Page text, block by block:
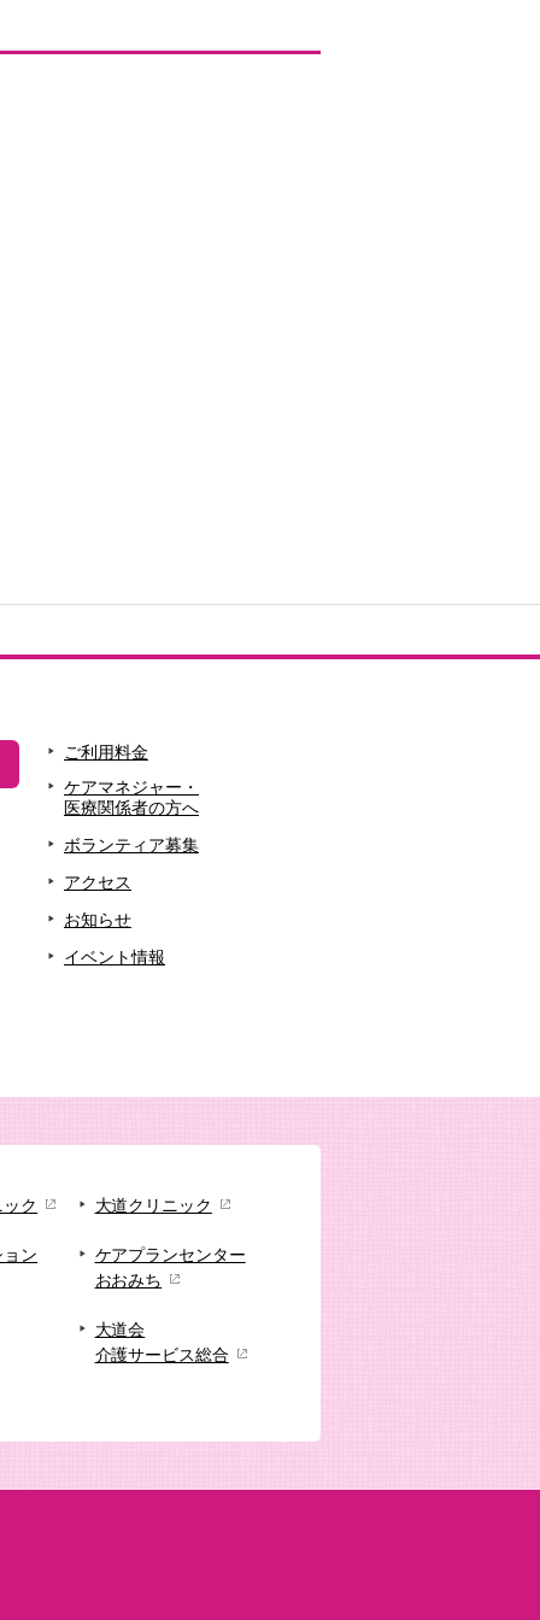
ご利用料金
ケアマネジャー・
医療関係者の方へ
ボランティア募集
アクセス
お知らせ
イベント情報
ク 大道クリニック
ン
ケアプランセンター
おおみち
大道会
介護サービス総合